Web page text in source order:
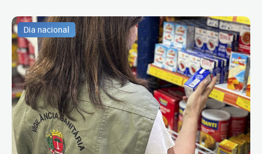
Dia nacional